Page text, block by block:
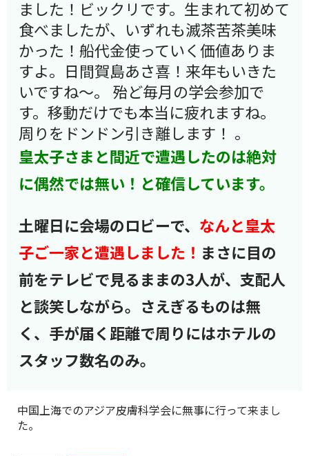
ました！ビックリです。生まれて初めて
食べましたが、いずれも滅茶苦茶美味
かった！船代金使っていく価値ありま
すよ。日間賀島あさ喜！来年もいきた
いですね～。 殆ど毎月の学会参加で
す。移動だけでも本当に疲れますね。
周りをドンドン引き離します！ 。
皇太子さまと間近で遭遇したのは絶対
に偶然では無い！と確信しています。
土曜日に会場のロビーで、 なんと皇太
子ご一家と遭遇しました！ まさに目の
前をテレビで見るままの3人が、支配人
と談笑しながら。さえぎるものは無
く、手が届く距離で周りにはホテルの
スタッフ数名のみ。
中国上海でのアジア皮膚科学会に無事に行って来まし
た。